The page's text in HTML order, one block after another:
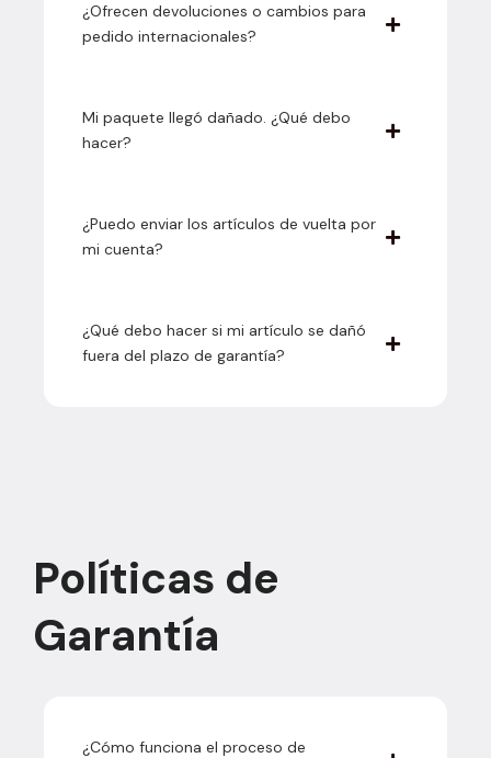
¿Ofrecen devoluciones o cambios para
pedido internacionales?
Mi paquete llegó dañado. ¿Qué debo
hacer?
¿Puedo enviar los artículos de vuelta por
mi cuenta?
¿Qué debo hacer si mi artículo se dañó
fuera del plazo de garantía?
Políticas de
Garantía
¿Cómo funciona el proceso de